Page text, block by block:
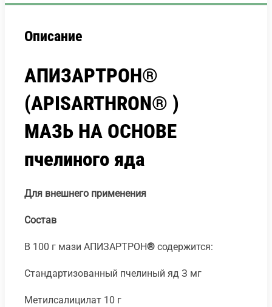
Описание
АПИЗАРТРОН®
(APISARTHRON® )
МАЗЬ НА ОСНОВЕ
пчелиного яда
Для внешнего применения
Состав
В 100 г мази АПИЗАРТРОН® содержится:
Стандартизованный пчелиный яд З мг
Метилсалицилат 10 г